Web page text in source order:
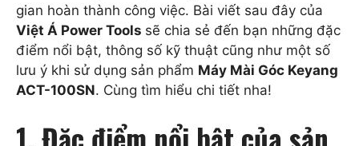
gian hoàn thành công việc. Bài viết sau đây của
Việt Á Power Tools sẽ chia sẻ đến bạn những đặc
điểm nổi bật, thông số kỹ thuật cũng như một số
lưu ý khi sử dụng sản phẩm Máy Mài Góc Keyang
ACT-100SN. Cùng tìm hiểu chi tiết nha!